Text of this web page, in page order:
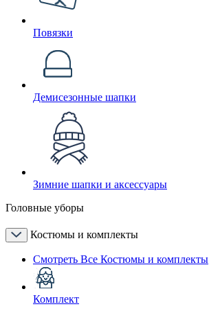
Повязки
Демисезонные шапки
Зимние шапки и аксессуары
Головные уборы
Костюмы и комплекты
Смотреть Все Костюмы и комплекты
Комплект